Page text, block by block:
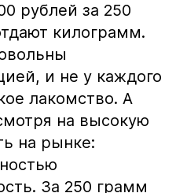
рублей за 250
килограмм.
и не у каждого
лакомство. А
на высокую
на рынке:
За 250 грамм